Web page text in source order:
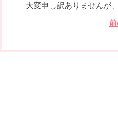
大変申し訳ありませんが
前